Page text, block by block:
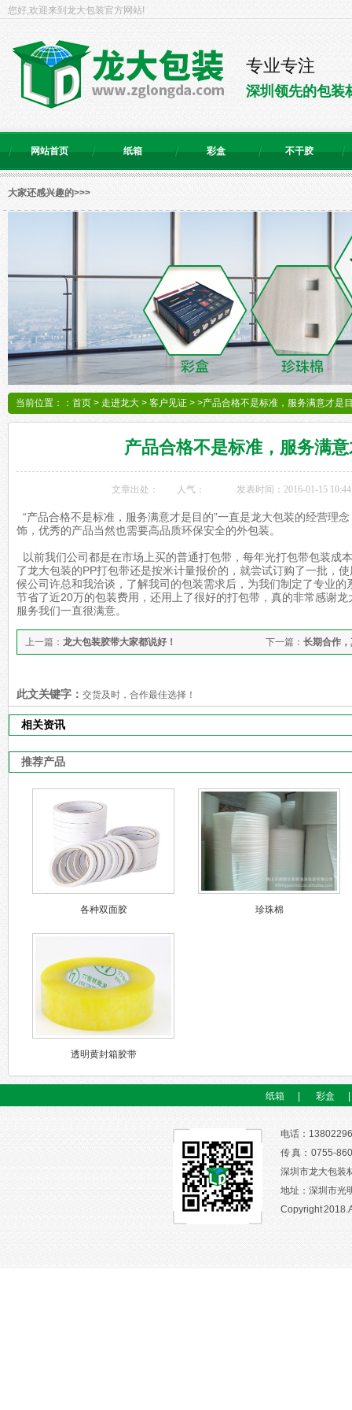
您好,欢迎来到龙大包装官方网站!
专业专注
深圳领先的包装
网站首页 纸箱 彩盒 不干胶
大家还感兴趣的>>>
当前位置：： 首页 > 走进龙大 > 客户见证 > >产品合格不是标准，服务满意才是
产品合格不是标准，服务满
文章出处： 人气： 发表时间：2016-01-15
“产品合格不是标准，服务满意才是目的”一直是龙大包装的经营理
饰，优秀的产品当然也需要高品质环保安全的外包装。
以前我们公司都是在市场上买的普通打包带，每年光打包带包装成
了龙大包装的PP打包带还是按米计量报价的，就尝试订购了一批，
候公司许总和我洽谈，了解我司的包装需求后，为我们制定了专业
节省了近20万的包装费用，还用上了很好的打包带，真的非常感谢
服务我们一直很满意。
下一篇： 长期合作
上一篇： 龙大包装胶带大家都说好！
此文关键字： 交货及时，合作最佳选择！
相关资讯
推荐产品
各种双面胶 珍珠棉
透明黄封箱胶带
纸箱 彩盒
电话：
传 真： 0755-
深圳市龙大包装
地址：深圳市光
Copyright